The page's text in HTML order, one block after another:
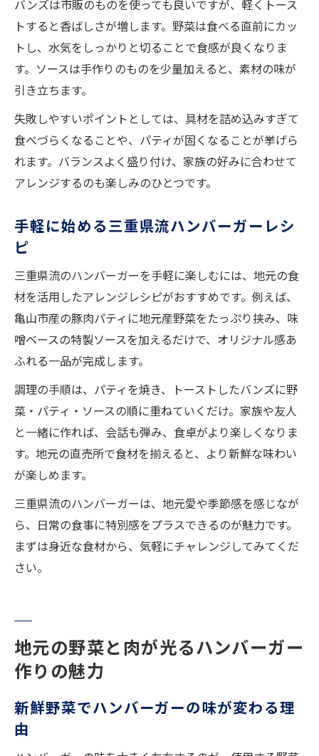
バンズは市販のものを使っても良いですが、軽くトース
トすると香ばしさが増します。野菜は食べる直前にカッ
トし、水気をしっかりと切ることで食感が良くなりま
す。ソースは手作りのものを少量加えると、素材の味が
引き立ちます。
失敗しやすいポイントとしては、具材を詰め込みすぎて
食べづらくなることや、パティが固くなることが挙げら
れます。バランスよく盛り付け、家族の好みに合わせて
アレンジするのも楽しみのひとつです。
手軽に始める三重県流ハンバーガーレシ
ピ
三重県流のハンバーガーを手軽に楽しむには、地元の食
材を活用したアレンジレシピがおすすめです。例えば、
亀山市産の豚肉パティに地元産野菜をたっぷり挟み、味
噌ベースの特製ソースを加えるだけで、オリジナル感あ
ふれる一品が完成します。
調理の手順は、パティを焼き、トーストしたバンズに野
菜・パティ・ソースの順に重ねていくだけ。家族や友人
と一緒に作れば、会話も弾み、食卓がより楽しくなりま
す。地元の直売所で食材を揃えると、より新鮮な味わい
が楽しめます。
三重県流のハンバーガーは、地元愛や季節感を感じなが
ら、日常の食事に特別感をプラスできるのが魅力です。
まずは身近な食材から、気軽にチャレンジしてみてくだ
さい。
地元の野菜と肉が光るハンバーガー
作りの魅力
新鮮野菜でハンバーガーの味が変わる理
由